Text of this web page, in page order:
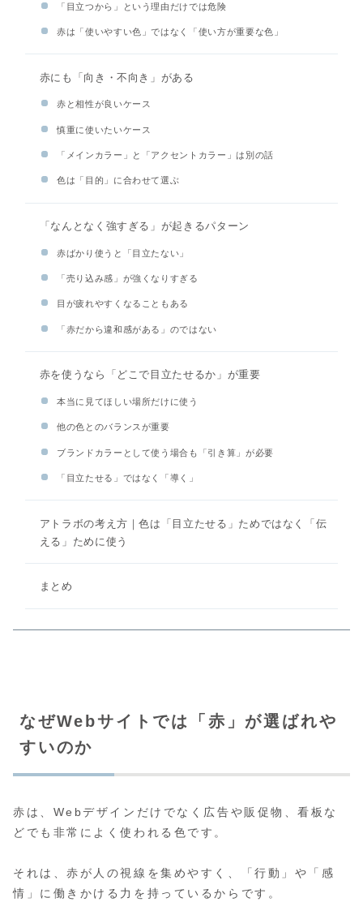
「目立つから」という理由だけでは危険
赤は「使いやすい色」ではなく「使い方が重要な色」
赤にも「向き・不向き」がある
赤と相性が良いケース
慎重に使いたいケース
「メインカラー」と「アクセントカラー」は別の話
色は「目的」に合わせて選ぶ
「なんとなく強すぎる」が起きるパターン
赤ばかり使うと「目立たない」
「売り込み感」が強くなりすぎる
目が疲れやすくなることもある
「赤だから違和感がある」のではない
赤を使うなら「どこで目立たせるか」が重要
本当に見てほしい場所だけに使う
他の色とのバランスが重要
ブランドカラーとして使う場合も「引き算」が必要
「目立たせる」ではなく「導く」
アトラボの考え方｜色は「目立たせる」ためではなく「伝
える」ために使う
まとめ
なぜWebサイトでは「赤」が選ばれや
すいのか
赤は、Webデザインだけでなく広告や販促物、看板な
どでも非常によく使われる色です。
それは、赤が人の視線を集めやすく、「行動」や「感
情」に働きかける力を持っているからです。